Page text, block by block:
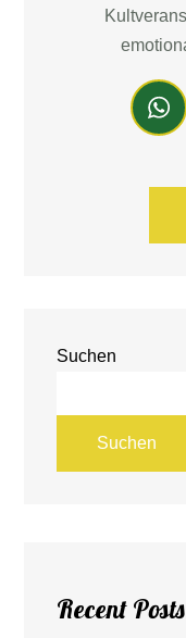
Wh
ats
Suchen
Suchen
Recent Posts